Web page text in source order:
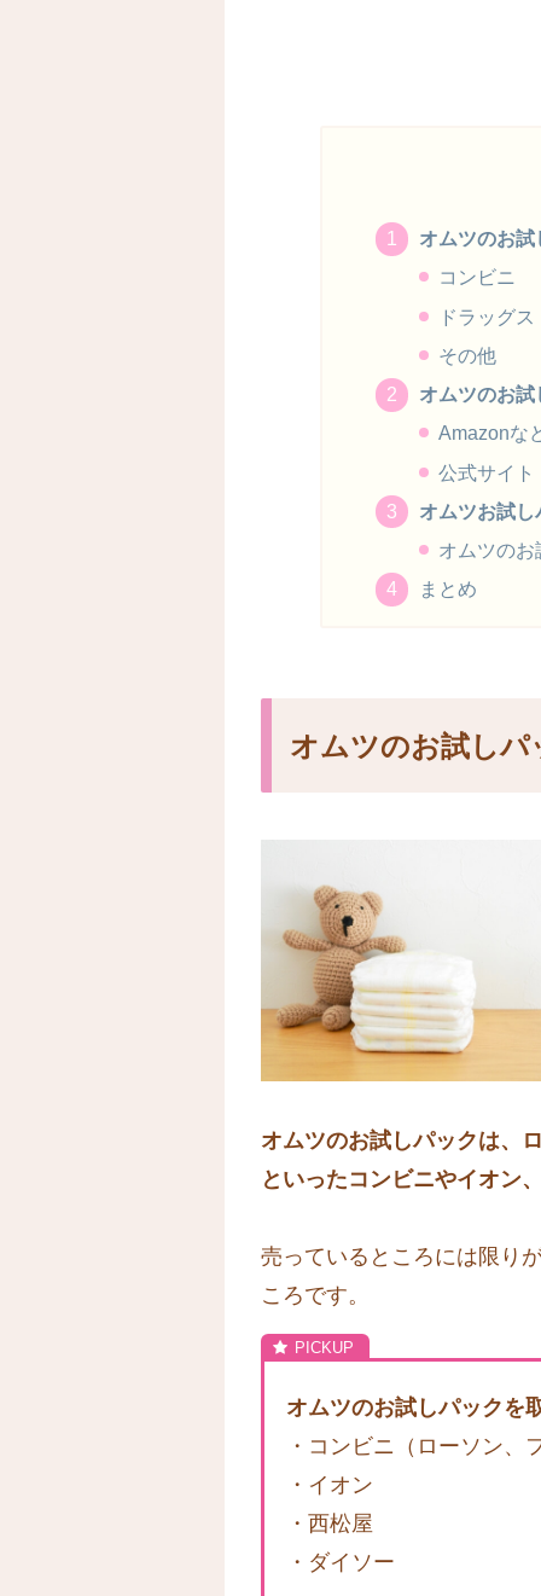
オムツのお
コンビニ
ドラッグ
その他
オムツのお
Amazonな
公式サイト
オムツお試
オムツの
まとめ
オムツのお試しパ
オムツのお試しパックは、
といったコンビニやイオン
売っているところには限り
ころです。
オムツのお試しパックを
・コンビニ（ローソン、
・イオン
・西松屋
・ダイソー